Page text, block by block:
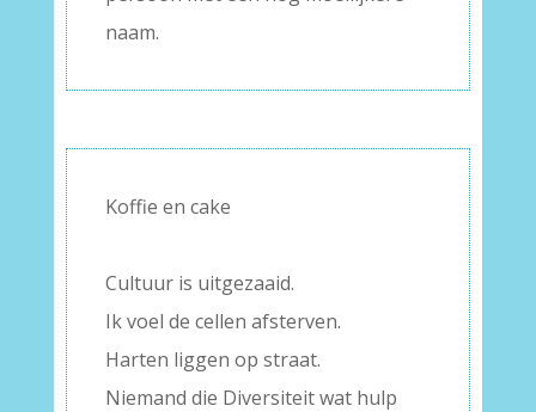
naam.
Koffie en cake
Cultuur is uitgezaaid.
Ik voel de cellen afsterven.
Harten liggen op straat.
Niemand die Diversiteit wat hulp